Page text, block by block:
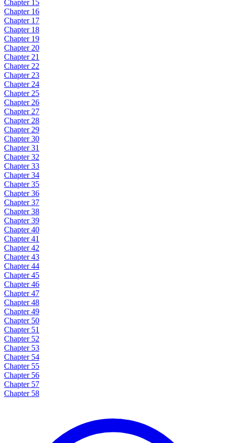
Chapter 15
Chapter 16
Chapter 17
Chapter 18
Chapter 19
Chapter 20
Chapter 21
Chapter 22
Chapter 23
Chapter 24
Chapter 25
Chapter 26
Chapter 27
Chapter 28
Chapter 29
Chapter 30
Chapter 31
Chapter 32
Chapter 33
Chapter 34
Chapter 35
Chapter 36
Chapter 37
Chapter 38
Chapter 39
Chapter 40
Chapter 41
Chapter 42
Chapter 43
Chapter 44
Chapter 45
Chapter 46
Chapter 47
Chapter 48
Chapter 49
Chapter 50
Chapter 51
Chapter 52
Chapter 53
Chapter 54
Chapter 55
Chapter 56
Chapter 57
Chapter 58